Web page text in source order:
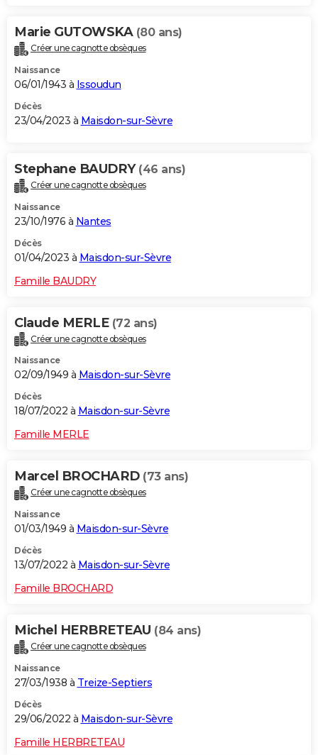
Marie GUTOWSKA (80 ans)
Créer une cagnotte obsèques
Naissance
06/01/1943 à Issoudun
Décès
23/04/2023 à Maisdon-sur-Sèvre
Stephane BAUDRY (46 ans)
Créer une cagnotte obsèques
Naissance
23/10/1976 à Nantes
Décès
01/04/2023 à Maisdon-sur-Sèvre
Famille BAUDRY
Claude MERLE (72 ans)
Créer une cagnotte obsèques
Naissance
02/09/1949 à Maisdon-sur-Sèvre
Décès
18/07/2022 à Maisdon-sur-Sèvre
Famille MERLE
Marcel BROCHARD (73 ans)
Créer une cagnotte obsèques
Naissance
01/03/1949 à Maisdon-sur-Sèvre
Décès
13/07/2022 à Maisdon-sur-Sèvre
Famille BROCHARD
Michel HERBRETEAU (84 ans)
Créer une cagnotte obsèques
Naissance
27/03/1938 à Treize-Septiers
Décès
29/06/2022 à Maisdon-sur-Sèvre
Famille HERBRETEAU